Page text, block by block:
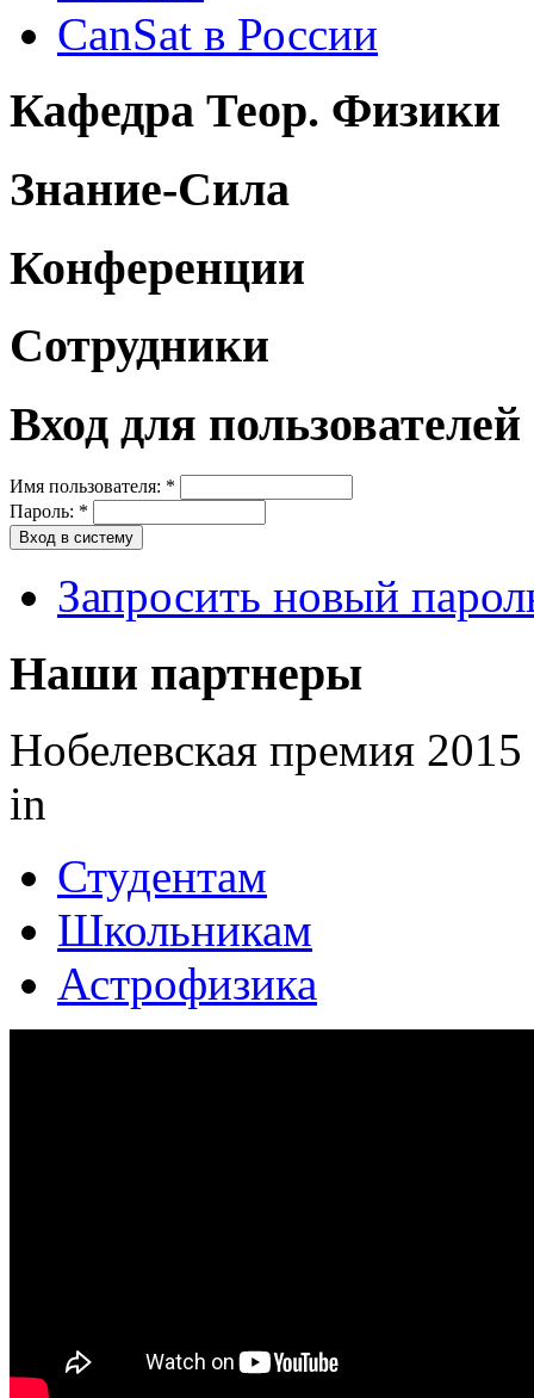
CanSat в России
Кафедра Теор. Физики
Знание-Сила
Конференции
Сотрудники
Вход для пользователей
Имя пользователя: *
Пароль: *
Запросить новый
Наши партнеры
Нобелевская премия
in
Студентам
Школьникам
Астрофизика